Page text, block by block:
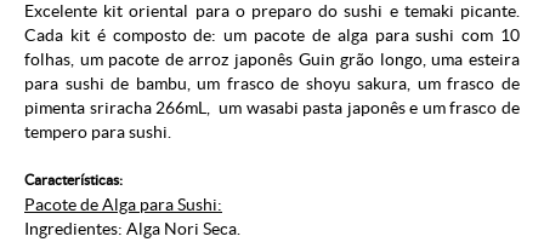
Excelente kit oriental para o preparo do sushi e temaki picante.
Cada kit é composto de: um pacote de alga para sushi com 10
folhas, um pacote de arroz japonês Guin grão longo, uma esteira
para sushi de bambu, um frasco de shoyu sakura, um frasco de
pimenta sriracha 266mL, um wasabi pasta japonês e um frasco de
tempero para sushi.
Características:
Pacote de Alga para Sushi:
Ingredientes: Alga Nori Seca.